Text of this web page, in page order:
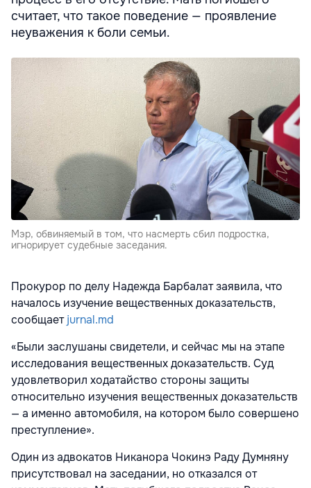
считает, что такое поведение — проявление
неуважения к боли семьи.
Мэр, обвиняемый в том, что насмерть сбил подростка,
игнорирует судебные заседания.
Прокурор по делу Надежда Барбалат заявила, что
началось изучение вещественных доказательств,
сообщаетjurnal.md
«Были заслушаны свидетели, и сейчас мы на этапе
исследования вещественных доказательств. Суд
удовлетворил ходатайство стороны защиты
относительно изучения вещественных доказательств
— а именно автомобиля, на котором было совершено
преступление».
Один из адвокатов Никанора Чокинэ Раду Думняну
присутствовал на заседании, но отказался от